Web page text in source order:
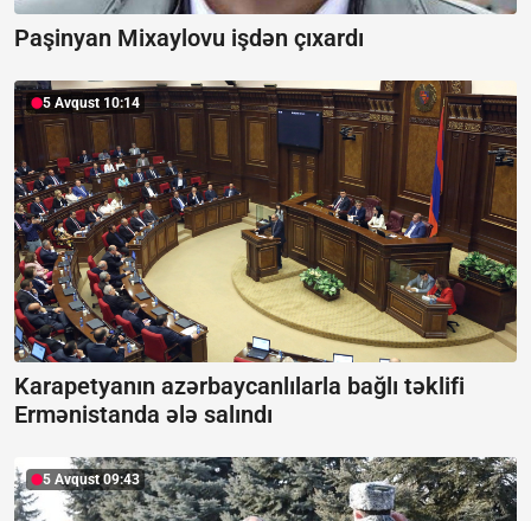
Paşinyan Mixaylovu işdən çıxardı
5 Avqust 10:14
Karapetyanın azərbaycanlılarla bağlı təklifi
Ermənistanda ələ salındı
5 Avqust 09:43